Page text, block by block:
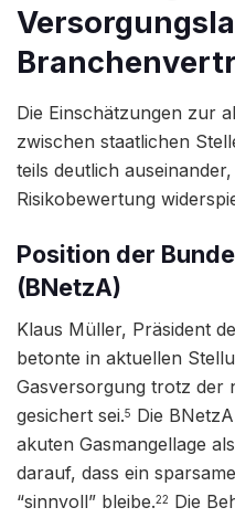
Die Einschätzungen zur
zwischen staatlichen
teils deutlich
Risikobewertung
Position der
(BNetzA)
Klaus Müller, Präsident
betonte in aktuellen
Gasversorgung trotz der
gesichert sei.5 Die
akuten Gasmangellage
darauf, dass ein
“sinnvoll” bleibe.22 Die